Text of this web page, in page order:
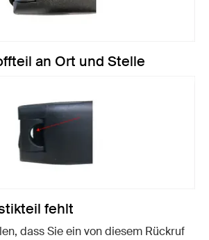
an Ort und Stelle
fehlt
dass Sie ein von diesem Rückruf